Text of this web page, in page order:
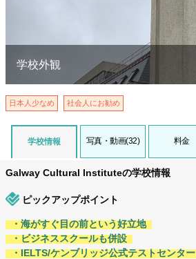
学校外観
日本人少なめ 社会人にお勧め
学校情報 写真・動画(32) 料金
Galway Cultural Instituteの学校情報
ピックアップポイント
・海がすぐ目の前という好立地
・ビジネススクールも併設
・IELTS/ケンブリッジ公式テストセンター